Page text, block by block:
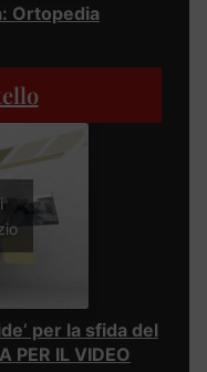
Ortopedia
per la sfida del
PER IL VIDEO